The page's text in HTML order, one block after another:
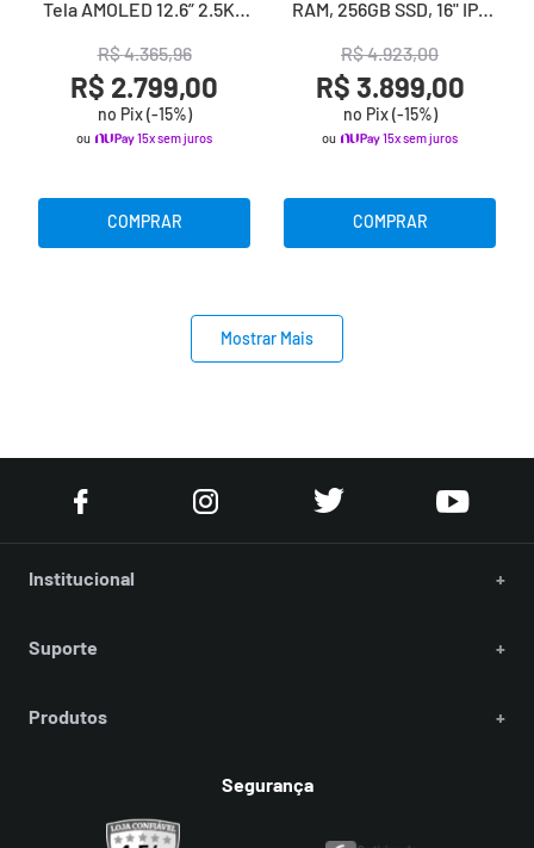
Tela AMOLED 12.6” 2.5K -
R$4.365,96
R$ 2.799,00
no Pix (-15%)
ou 15x sem juros
COMPRAR
RAM, 256GB SSD, 16" IPS
Cinza Grafite
R$4.923,00
R$ 3.899,00
no Pix (-15%)
ou 15x sem juros
COMPRAR
Mostrar Mais
Institucional +
Suporte +
Produtos +
Segurança